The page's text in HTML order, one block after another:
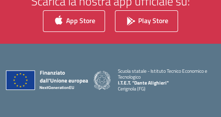
App Store Play Store
Scuola statale - Istituto Tecnico Economico e
Tecnologico
I.T.E.T. "Dante Alighieri"
Cerignola (FG)
— Visita la pagina iniziale della scuola